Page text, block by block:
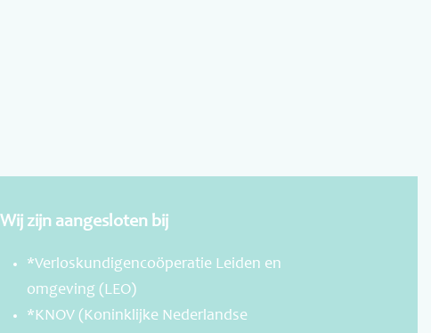
Wij zijn aangesloten bij
*Verloskundigencoöperatie Leiden en
omgeving (LEO)
*KNOV (Koninklijke Nederlandse